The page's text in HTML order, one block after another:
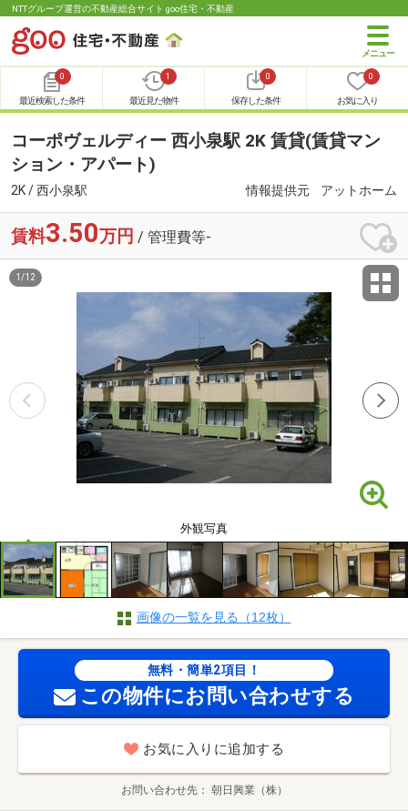
NTTグループ運営の不動産総合サイト goo住宅・不動産
0
最近検索した条件
1
最近見た物件
0
保存した条件
0
お気に入り
コーポヴェルディー 西小泉駅 2K 賃貸(賃貸マン
ション・アパート)
2K / 西小泉駅 情報提供元 アットホーム
賃料3.50万円 / 管理費等-
外観写真
1 /12
画像の一覧を見る（12枚）
無料・簡単2項目！
この物件にお問い合わせする
お気に入りに追加する
お問い合わせ先 朝日興業（株）